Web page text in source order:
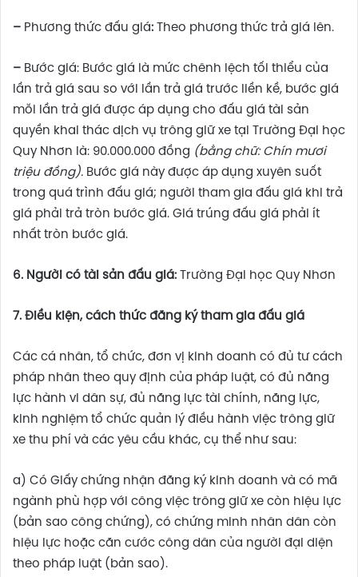
– Phương thức đấu giá: Theo phương thức trả giá lên.
– Bước giá: Bước giá là mức chênh lệch tối thiểu của
lần trả giá sau so với lần trả giá trước liền kề, bước giá
mỗi lần trả giá được áp dụng cho đấu giá tài sản
quyền khai thác dịch vụ trông giữ xe tại Trường Đại học
Quy Nhơn là: 90.000.000 đồng (bằngchữ: Chín mươi
triệu đồng). Bước giá này được áp dụng xuyên suốt
trong quá trình đấu giá; người tham gia đấu giá khi trả
giá phải trả tròn bước giá. Giá trúng đấu giá phải ít
nhất tròn bước giá.
6. Người có tài sản đấu giá: Trường Đại học Quy Nhơn
7. Điều kiện, cách thức đăng ký tham gia đấu giá
Các cá nhân, tổ chức, đơn vị kinh doanh có đủ tư cách
pháp nhân theo quy định của pháp luật, có đủ năng
lực hành vi dân sự, đủ năng lực tài chính, năng lực,
kinh nghiệm tổ chức quản lý điều hành việc trông giữ
xe thu phí và các yêu cầu khác, cụ thể như sau:
a) Có Giấy chứng nhận đăng ký kinh doanh và có mã
ngành phù hợp với công việc trông giữ xe còn hiệu lực
(bản sao công chứng), có chứng minh nhân dân còn
hiệu lực hoặc căn cước công dân của người đại diện
theo pháp luật (bản sao).